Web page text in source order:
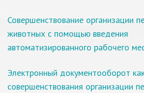
Совершенствование организации
животных с помощью введения
автоматизированного рабочего
Электронный документооборот
совершенствования организации